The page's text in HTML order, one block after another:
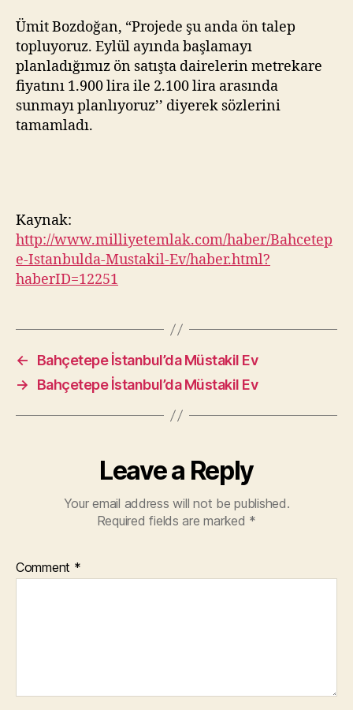
Ümit Bozdoğan, “Projede şu anda ön talep
topluyoruz. Eylül ayında başlamayı
planladığımız ön satışta dairelerin metrekare
fiyatını 1.900 lira ile 2.100 lira arasında
sunmayı planlıyoruz’’ diyerek sözlerini
tamamladı.
Kaynak:
http://www.milliyetemlak.com/haber/Bahcetep
e-Istanbulda-Mustakil-Ev/haber.html?
haberID=12251
←
Bahçetepe İstanbul’da Müstakil Ev
→
Bahçetepe İstanbul’da Müstakil Ev
Leave a Reply
Your email address will not be published.
Required fields are marked *
Comment *